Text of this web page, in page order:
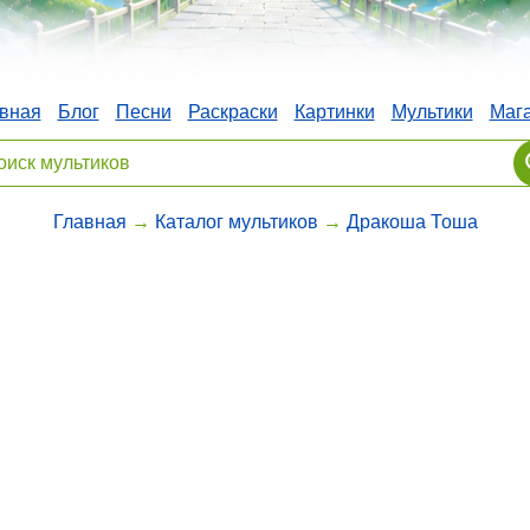
Блог Песни Раскраски Картинки Мультики
Главная → Каталог мультиков → Дракоша Тоша